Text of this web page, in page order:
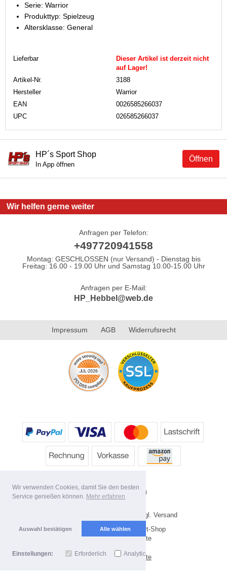
Wir verwenden Cookies, damit Sie den besten
Service genießen können. Mehr erfahren
Auswahl bestätigen Alle wählen
Einstellungen: Erforderlich Analytics
Serie: Warrior
Produkttyp: Spielzeug
Altersklasse: General
Lieferbar
Dieser Artikel ist derzeit nicht
auf Lager!
Artikel-Nr.
3188
Hersteller
Warrior
EAN
0026585266037
UPC
026585266037
Öffnen
HP´s Sport Shop
In App öffnen
Wir helfen gerne weiter
Anfragen per Telefon:
+497720941558
Montag: GESCHLOSSEN (nur Versand) - Dienstag bis
Freitag: 16.00 - 19.00 Uhr und Samstag 10.00-15.00 Uhr
Anfragen per E-Mail:
HP_Hebbel@web.de
Impressum AGB Widerrufsrecht
* Alle Preise inkl. MwSt. evtl. zzgl. Versand
Copyright 2026 by HP's Sport-Shop
Mobile Shop by Shopgate
Zur klassischen Webseite